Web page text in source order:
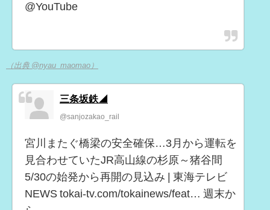
@YouTube
（出典 @nyau_maomao）
三条坂鉄◢
@sanjozakao_rail
宮川またぐ橋梁の安全確保…3月から運転を
見合わせていたJR高山線の杉原～猪谷間
5/30の始発から再開の見込み | 東海テレビ
NEWS tokai-tv.com/tokainews/feat… 週末か